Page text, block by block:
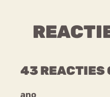
43 REACTIES
ano